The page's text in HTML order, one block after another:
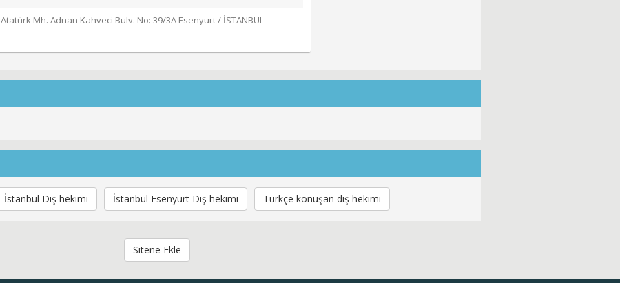
Atatürk Mh. Adnan Kahveci Bulv. No: 39/3A Esenyurt / İSTANBUL
İstanbul Diş hekimi İstanbul Esenyurt Diş hekimi Türkçe konuşan diş hekimi
Sitene Ekle